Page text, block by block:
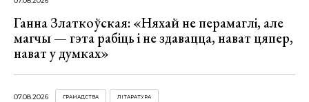
Ганна Златкоўская: «Няхай не перамаглі, але
магчы — гэта рабіць і не здавацца, нават цяпер,
нават у думках»
07.08.2026 ГРАМАДСТВА ЛІТАРАТУРА